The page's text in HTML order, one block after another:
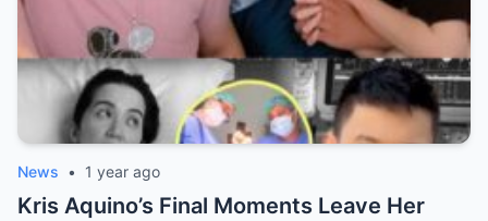
News • 1 year ago
Kris Aquino’s Final Moments Leave Her